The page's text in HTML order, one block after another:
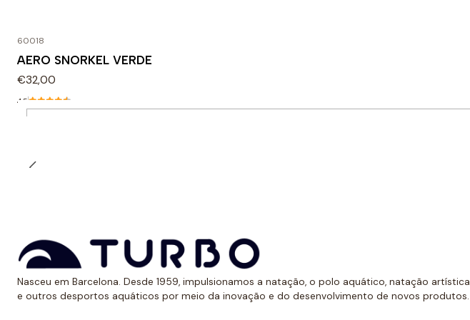
60018
AERO SNORKEL VERDE
€32,00
4.5
Nasceu em Barcelona. Desde 1959, impulsionamos a natação, o polo aquático, natação artística
e outros desportos aquáticos por meio da inovação e do desenvolvimento de novos produtos.